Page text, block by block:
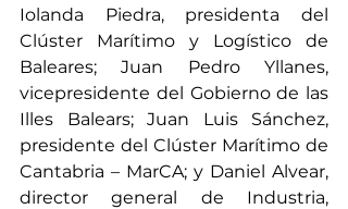
Iolanda Piedra, presidenta del
Clúster Marítimo y Logístico de
Baleares; Juan Pedro Yllanes,
vicepresidente del Gobierno de las
Illes Balears; Juan Luis Sánchez,
presidente del Clúster Marítimo de
Cantabria – MarCA; y Daniel Alvear,
director general de Industria,